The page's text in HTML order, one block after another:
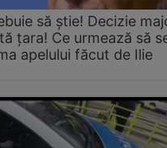
să știe! Decizie
țara! Ce urmează să
apelului făcut de Ilie